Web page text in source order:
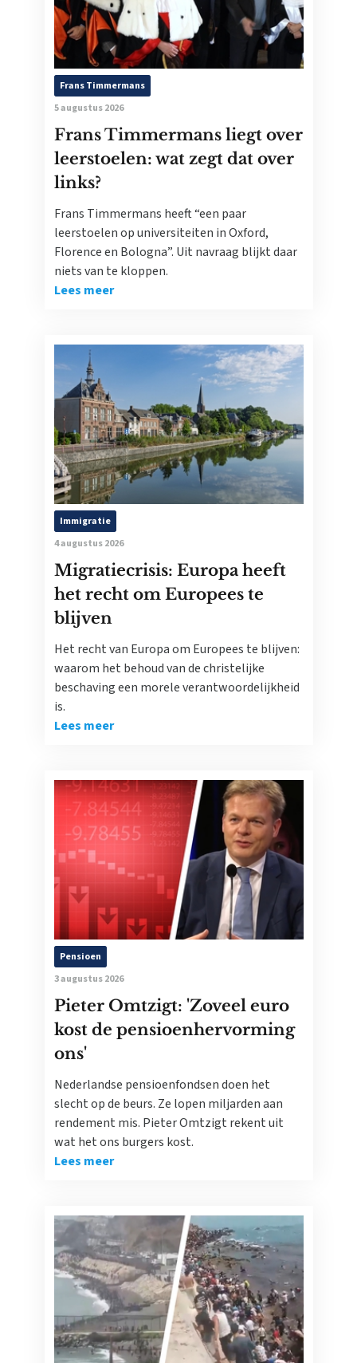
Frans Timmermans
5 augustus 2026
Frans Timmermans liegt over
leerstoelen: wat zegt dat over
links?
Frans Timmermans heeft “een paar
leerstoelen op universiteiten in Oxford,
Florence en Bologna”. Uit navraag blijkt daar
niets van te kloppen.
Lees meer
Immigratie
4 augustus 2026
Migratiecrisis: Europa heeft
het recht om Europees te
blijven
Het recht van Europa om Europees te blijven:
waarom het behoud van de christelijke
beschaving een morele verantwoordelijkheid
is.
Lees meer
Pensioen
3 augustus 2026
Pieter Omtzigt: 'Zoveel euro
kost de pensioenhervorming
ons'
Nederlandse pensioenfondsen doen het
slecht op de beurs. Ze lopen miljarden aan
rendement mis. Pieter Omtzigt rekent uit
wat het ons burgers kost.
Lees meer